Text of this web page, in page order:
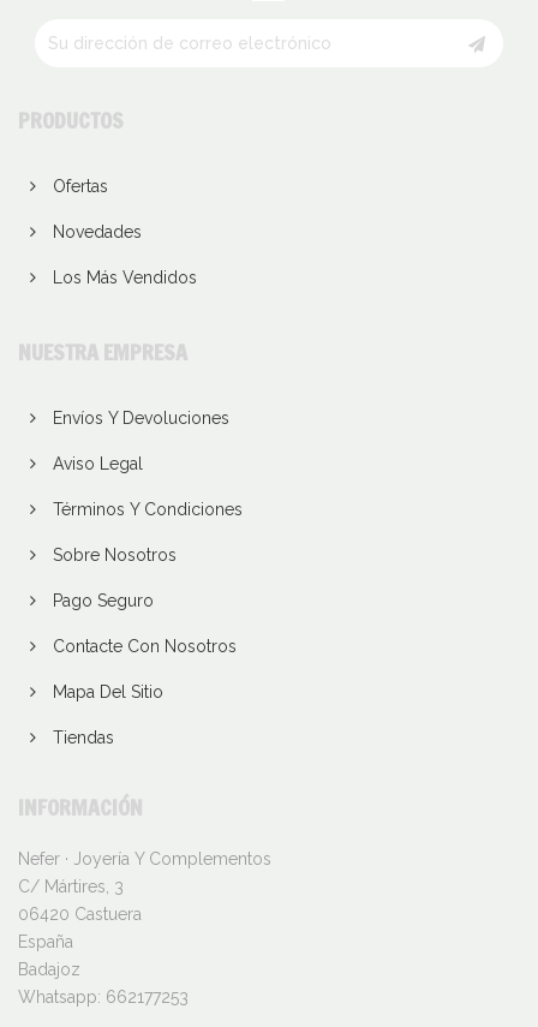
PRODUCTOS
Ofertas
Novedades
Los Más Vendidos
NUESTRA EMPRESA
Envíos Y Devoluciones
Aviso Legal
Términos Y Condiciones
Sobre Nosotros
Pago Seguro
Contacte Con Nosotros
Mapa Del Sitio
Tiendas
INFORMACIÓN
Nefer · Joyería Y Complementos
C/ Mártires, 3
06420 Castuera
España
Badajoz
Whatsapp: 662177253